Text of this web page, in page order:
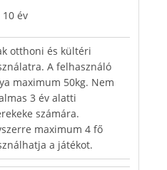
10 év
otthoni és kültéri
A felhasználó
maximum 50kg. Nem
3 év alatti
számára.
maximum 4 fő
a játékot.